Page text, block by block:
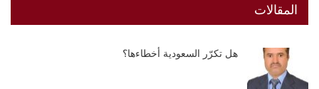
المقالات
هل تكرّر السعودية أخطاءها؟